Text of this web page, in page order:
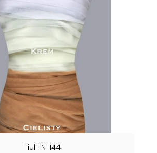
Tiul FN-144